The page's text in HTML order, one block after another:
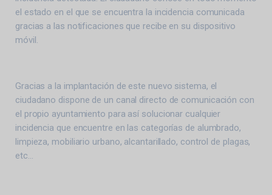
el estado en el que se encuentra la incidencia comunicada
gracias a las notificaciones que recibe en su dispositivo
móvil.
Gracias a la implantación de este nuevo sistema, el
ciudadano dispone de un canal directo de comunicación con
el propio ayuntamiento para así solucionar cualquier
incidencia que encuentre en las categorías de alumbrado,
limpieza, mobiliario urbano, alcantarillado, control de plagas,
etc…